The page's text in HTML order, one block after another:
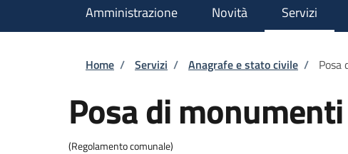
Amministrazione Novità Servizi
Briciole di pane
Home / Servizi / Anagrafe e stato civile / Posa
Posa di
(Regolamento comunale)